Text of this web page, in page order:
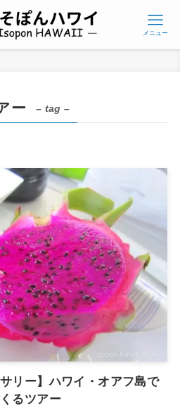
メニュー
ー – tag –
リー】ハワイ・オアフ島で
るツアー